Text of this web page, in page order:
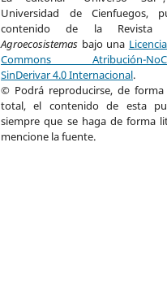
Universidad de Cienfuegos,
contenido de la Revista
Agroecosistemas bajo una
Commons Atribución-
SinDerivar 4.0 Internacional.
© Podrá reproducirse, de
total, el contenido de esta
siempre que se haga de forma
mencione la fuente.